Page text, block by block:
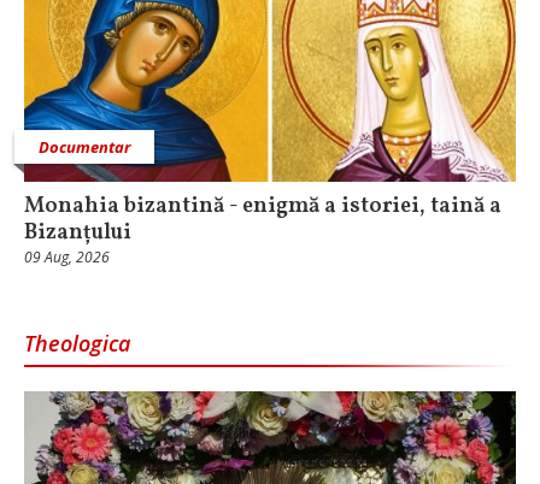
Documentar
Monahia bizantină - enigmă a istoriei, taină a
Bizanțului
09 Aug, 2026
Theologica